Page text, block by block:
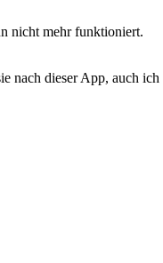
nicht mehr funktioniert.
nach dieser App, auch ich